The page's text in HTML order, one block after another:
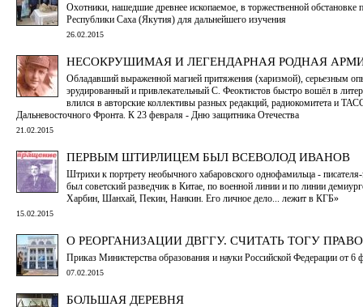
Охотники, нашедшие древнее ископаемое, в торжественной
Республики Саха (Якутия) для дальнейшего изучения
26.02.2015
НЕСОКРУШИМАЯ И ЛЕГЕНДАРНАЯ РОДНАЯ
Обладавший выраженной магией притяжения (харизмой), серьезным
эрудированный и привлекательный С. Феоктистов быстро вошёл в
влился в авторские коллективы разных редакций, радиокомитета и
Дальневосточного Фронта. К 23 февраля - Дню защитника Отечества
21.02.2015
ПЕРВЫМ ШТИРЛИЦЕМ БЫЛ ВСЕВОЛОД ИВАНОВ
Штрихи к портрету необычного хабаровского однофамильца -
был советский разведчик в Китае, по военной линии и по линии
Харбин, Шанхай, Пекин, Нанкин. Его личное дело... лежит в КГБ»
15.02.2015
О РЕОРГАНИЗАЦИИ ДВГГУ. СЧИТАТЬ ТОГУ
Приказ Министерства образования и науки Российской Федерации от
07.02.2015
БОЛЬШАЯ ДЕРЕВНЯ